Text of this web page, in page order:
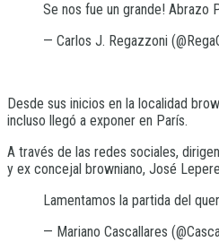
Se nos fue un grande! Abrazo
— Carlos J. Regazzoni
Desde sus inicios en la localidad
incluso llegó a exponer en París.
A través de las redes sociales,
y ex concejal browniano, José
Lamentamos la partida del
— Mariano Cascallares